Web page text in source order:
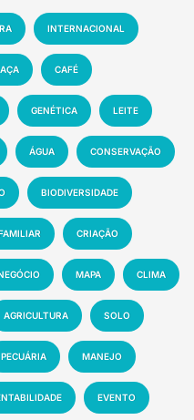
INTERNACIONAL
CAFÉ
GENÉTICA LEITE
ÁGUA CONSERVAÇÃO
BIODIVERSIDADE
CRIAÇÃO
MAPA CLIMA
AGRICULTURA SOLO
PECUÁRIA MANEJO
EVENTO